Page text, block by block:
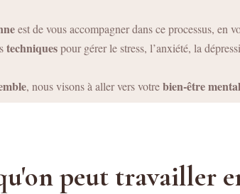
est de vous accompagner dans ce processus, en
techniquespour gérer le stress, l’anxiété, la
, nous visons à aller vers votrebien-être mental
peut travailler